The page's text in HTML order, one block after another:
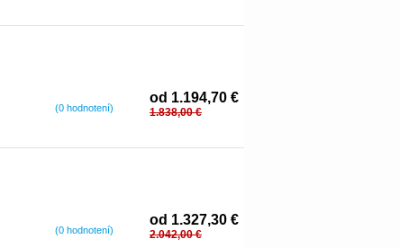
(0 hodnotení)
od 1.194,70 €
1.838,00 €
(0 hodnotení)
od 1.327,30 €
2.042,00 €